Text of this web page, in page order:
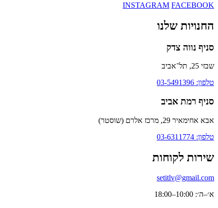
INSTAGRAM FACEBOOK
החנויות שלנו
סניף נווה צדק
שבזי 25, תל־אביב
טלפון: 03-5491396
סניף רמת אביב
אבא אחימאיר 29, מרכז אלרם (שוסטר)
טלפון: 03-6311774
שירות לקוחות
setitlv@gmail.com
א׳–ה׳: 10:00–18:00